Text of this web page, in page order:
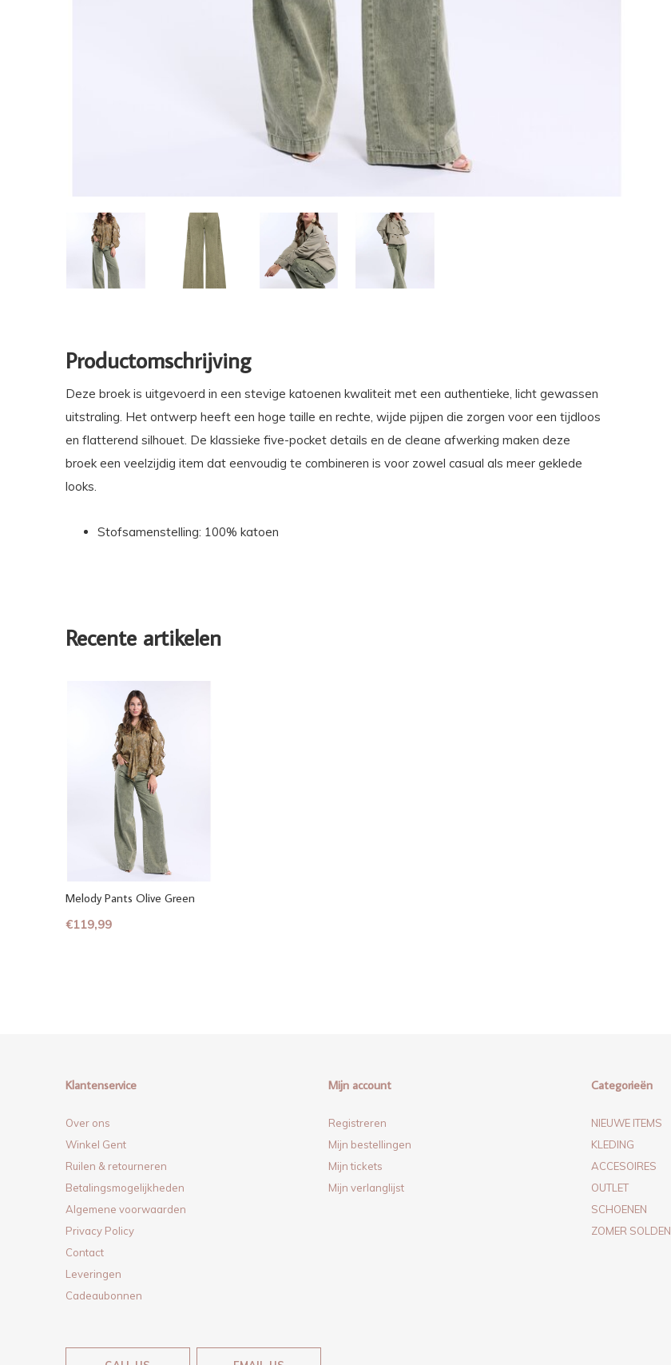
Productomschrijving
Deze broek is uitgevoerd in een stevige katoenen kwaliteit met een authentieke, licht gewassen
uitstraling. Het ontwerp heeft een hoge taille en rechte, wijde pijpen die zorgen voor een tijdloos
en flatterend silhouet. De klassieke five-pocket details en de cleane afwerking maken deze
broek een veelzijdig item dat eenvoudig te combineren is voor zowel casual als meer geklede
looks.
Stofsamenstelling: 100% katoen
Recente artikelen
Melody Pants Olive Green
€119,99
Klantenservice
Over ons
Winkel Gent
Ruilen & retourneren
Betalingsmogelijkheden
Algemene voorwaarden
Privacy Policy
Contact
Leveringen
Cadeaubonnen
Mijn account
Registreren
Mijn bestellingen
Mijn tickets
Mijn verlanglijst
Categorieën
NIEUWE ITEMS
KLEDING
ACCESOIRES
OUTLET
SCHOENEN
ZOMER SOLDEN